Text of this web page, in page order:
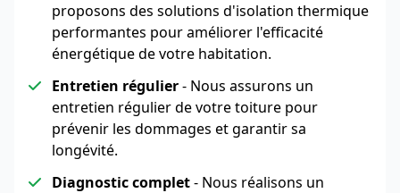
proposons des solutions d'isolation thermique
performantes pour améliorer l'efficacité
énergétique de votre habitation.
Entretien régulier- Nous assurons un
entretien régulier de votre toiture pour
prévenir les dommages et garantir sa
longévité.
Diagnostic complet- Nous réalisons un